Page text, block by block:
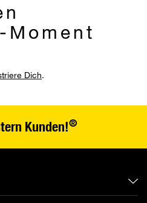
Moment
Dich.
Kunden!®